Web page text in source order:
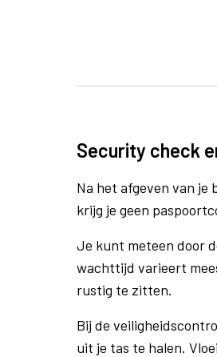
Security check
Na het afgeven van je
krijg je geen
Je kunt meteen door
wachttijd varieert
rustig te zitten.
Bij de
uit je tas te halen.